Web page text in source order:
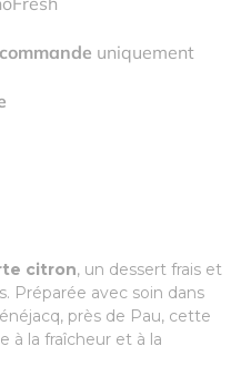
uniquement
citron, un dessert frais et
Préparée avec soin dans
près de Pau, cette
à la fraîcheur et à la